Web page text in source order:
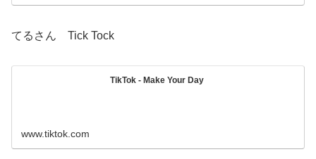
てるさん Tick Tock
TikTok - Make Your Day
www.tiktok.com